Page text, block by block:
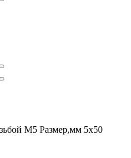
М5 Размер,мм 5х50